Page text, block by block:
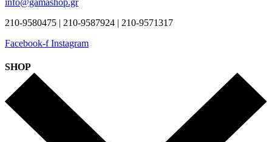
info@gamashop.gr
210-9580475 | 210-9587924 | 210-9571317
Facebook-f Instagram
SHOP